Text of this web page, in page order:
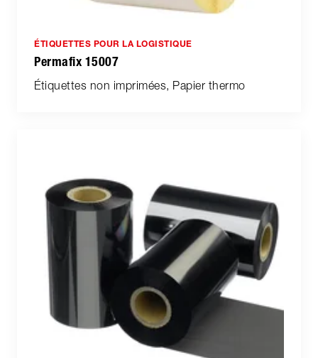
ÉTIQUETTES POUR LA LOGISTIQUE
Permafix 15007
Étiquettes non imprimées, Papier thermo